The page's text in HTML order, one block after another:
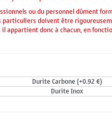
ou du personnel dûment
particuliers doivent être
appartient donc à chacun, en
Durite Carbone (+0.92 €)
Durite Inox